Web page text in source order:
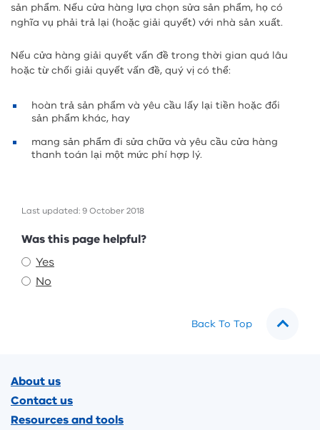
sản phẩm. Nếu cửa hàng lựa chọn sửa sản phẩm, họ có
nghĩa vụ phải trả lại (hoặc giải quyết) với nhà sản xuất.
Nếu cửa hàng giải quyết vấn đề trong thời gian quá lâu
hoặc từ chối giải quyết vấn đề, quý vị có thể:
hoàn trả sản phẩm và yêu cầu lấy lại tiền hoặc đổi
sản phẩm khác, hay
mang sản phẩm đi sửa chữa và yêu cầu cửa hàng
thanh toán lại một mức phí hợp lý.
Last updated: 9 October 2018
Feedback
Was this page helpful?
Yes
No
Back To Top
About us
Contact us
Resources and tools